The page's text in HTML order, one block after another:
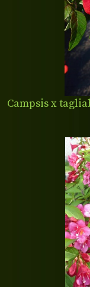
Campsis x